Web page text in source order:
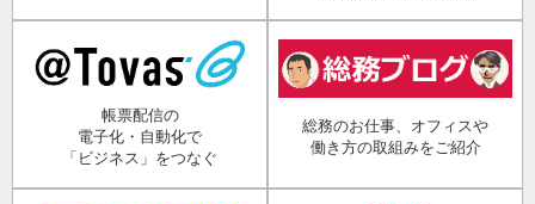
帳票配信の
電子化・自動化で
「ビジネス」をつなぐ
総務のお仕事、オフィスや
働き方の取組みをご紹介